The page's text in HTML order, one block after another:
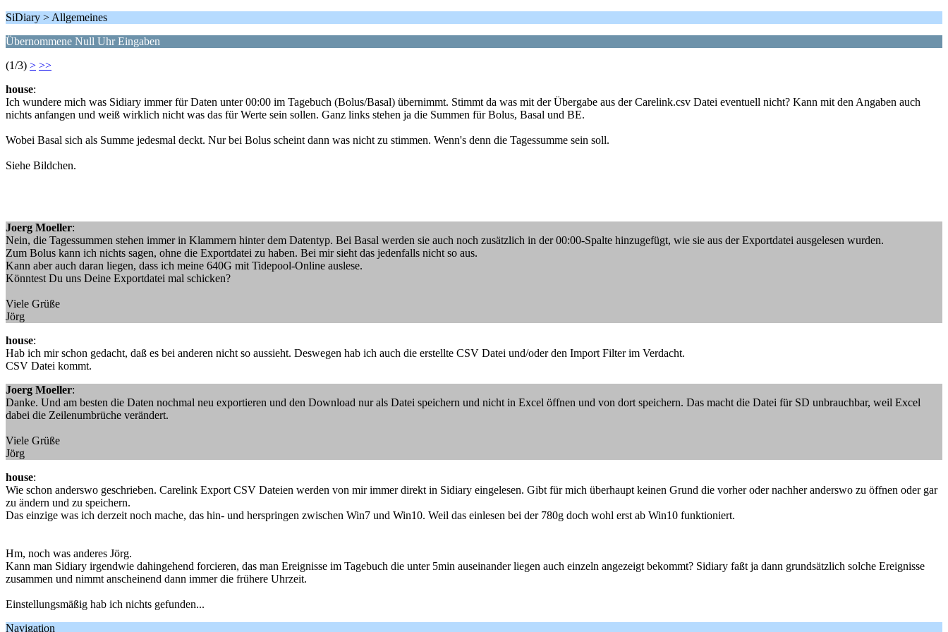
SiDiary > Allgemeines
Übernommene Null Uhr Eingaben
(1/3) > >>
house:
Ich wundere mich was Sidiary immer für Daten unter 00:00 im Tagebuch (Bolus/Basal) übernimmt. Stimmt da was mit der Übergabe aus der Carelink.csv Datei eventuell nicht? Kann mit den Angaben auch
nichts anfangen und weiß wirklich nicht was das für Werte sein sollen. Ganz links stehen ja die Summen für Bolus, Basal und BE.
Wobei Basal sich als Summe jedesmal deckt. Nur bei Bolus scheint dann was nicht zu stimmen. Wenn's denn die Tagessumme sein soll.
Siehe Bildchen.
Joerg Moeller:
Nein, die Tagessummen stehen immer in Klammern hinter dem Datentyp. Bei Basal werden sie auch noch zusätzlich in der 00:00-Spalte hinzugefügt, wie sie aus der Exportdatei ausgelesen wurden.
Zum Bolus kann ich nichts sagen, ohne die Exportdatei zu haben. Bei mir sieht das jedenfalls nicht so aus.
Kann aber auch daran liegen, dass ich meine 640G mit Tidepool-Online auslese.
Könntest Du uns Deine Exportdatei mal schicken?
Viele Grüße
Jörg
house:
Hab ich mir schon gedacht, daß es bei anderen nicht so aussieht. Deswegen hab ich auch die erstellte CSV Datei und/oder den Import Filter im Verdacht.
CSV Datei kommt.
Joerg Moeller:
Danke. Und am besten die Daten nochmal neu exportieren und den Download nur als Datei speichern und nicht in Excel öffnen und von dort speichern. Das macht die Datei für SD unbrauchbar, weil Excel
dabei die Zeilenumbrüche verändert.
Viele Grüße
Jörg
house:
Wie schon anderswo geschrieben. Carelink Export CSV Dateien werden von mir immer direkt in Sidiary eingelesen. Gibt für mich überhaupt keinen Grund die vorher oder nachher anderswo zu öffnen oder gar
zu ändern und zu speichern.
Das einzige was ich derzeit noch mache, das hin- und herspringen zwischen Win7 und Win10. Weil das einlesen bei der 780g doch wohl erst ab Win10 funktioniert.
Hm, noch was anderes Jörg.
Kann man Sidiary irgendwie dahingehend forcieren, das man Ereignisse im Tagebuch die unter 5min auseinander liegen auch einzeln angezeigt bekommt? Sidiary faßt ja dann grundsätzlich solche Ereignisse
zusammen und nimmt anscheinend dann immer die frühere Uhrzeit.
Einstellungsmäßig hab ich nichts gefunden...
Navigation